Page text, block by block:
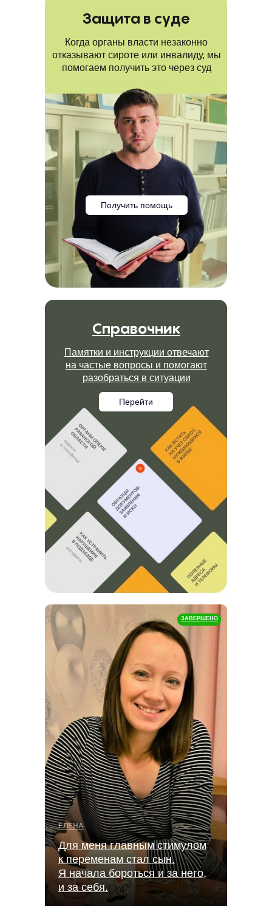
Для меня главным стимулом
к переменам стал сын.
Я начала бороться и за него,
и за себя.
ЕЛЕНА
ЗАВЕРШЕНО
Справочник
Памятки и инструкции отвечают
на частые вопросы и помогают
разобраться в ситуации
Перейти
Защита в суде
Когда органы власти незаконно
отказывают сироте или инвалиду, мы
помогаем получить это через суд
Получить помощь